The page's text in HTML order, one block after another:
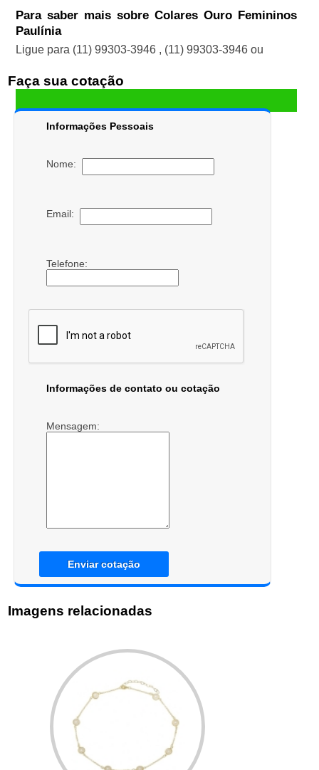
Para saber mais sobre Colares Ouro Femininos
Paulínia
Ligue para (11) 99303-3946 , (11) 99303-3946 ou
Faça sua cotação
Informações Pessoais
Nome:
Email:
Telefone:
Informações de contato ou cotação
Mensagem:
Enviar cotação
Imagens relacionadas